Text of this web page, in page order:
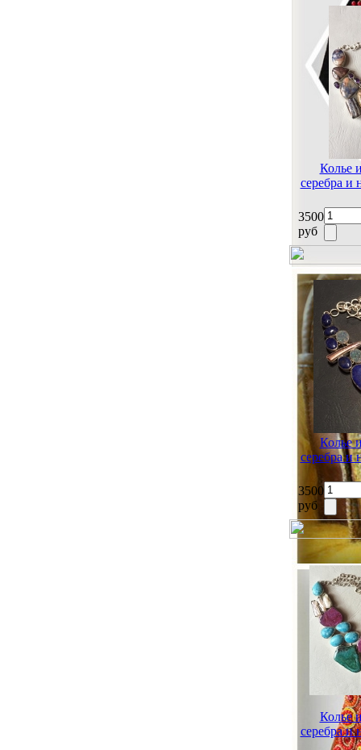
Колье
серебра и
3500
руб
Колье
серебра и
3500
руб
Колье
серебра и